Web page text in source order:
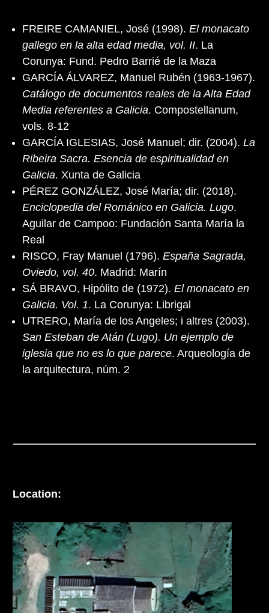
FREIRE CAMANIEL, José (1998). El monacato
gallego en la alta edad media, vol. II. La
Corunya: Fund. Pedro Barrié de la Maza
GARCÍA ÁLVAREZ, Manuel Rubén (1963-1967).
Catálogo de documentos reales de la Alta Edad
Media referentes a Galicia. Compostellanum,
vols. 8-12
GARCÍA IGLESIAS, José Manuel; dir. (2004). La
Ribeira Sacra. Esencia de espiritualidad en
Galicia. Xunta de Galicia
PÉREZ GONZÁLEZ, José María; dir. (2018).
Enciclopedia del Románico en Galicia. Lugo.
Aguilar de Campoo: Fundación Santa María la
Real
RISCO, Fray Manuel (1796). España Sagrada,
Oviedo, vol. 40. Madrid: Marín
SÁ BRAVO, Hipólito de (1972). El monacato en
Galicia. Vol. 1. La Corunya: Librigal
UTRERO, María de los Angeles; i altres (2003).
San Esteban de Atán (Lugo). Un ejemplo de
iglesia que no es lo que parece. Arqueología de
la arquitectura, núm. 2
Location: